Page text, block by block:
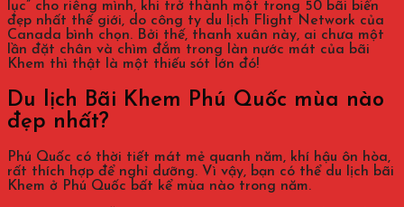
lục” cho riêng mình, khi trở thành một trong 50 bãi biển
đẹp nhất thế giới, do công ty du lịch Flight Network của
Canada bình chọn. Bởi thế, thanh xuân này, ai chưa một
lần đặt chân và chìm đắm trong làn nước mát của bãi
Khem thì thật là một thiếu sót lớn đó!
Du lịch Bãi Khem Phú Quốc mùa nào
đẹp nhất?
Phú Quốc có thời tiết mát mẻ quanh năm, khí hậu ôn hòa,
rất thích hợp để nghỉ dưỡng. Vì vậy, bạn có thể du lịch bãi
Khem ở Phú Quốc bất kể mùa nào trong năm.